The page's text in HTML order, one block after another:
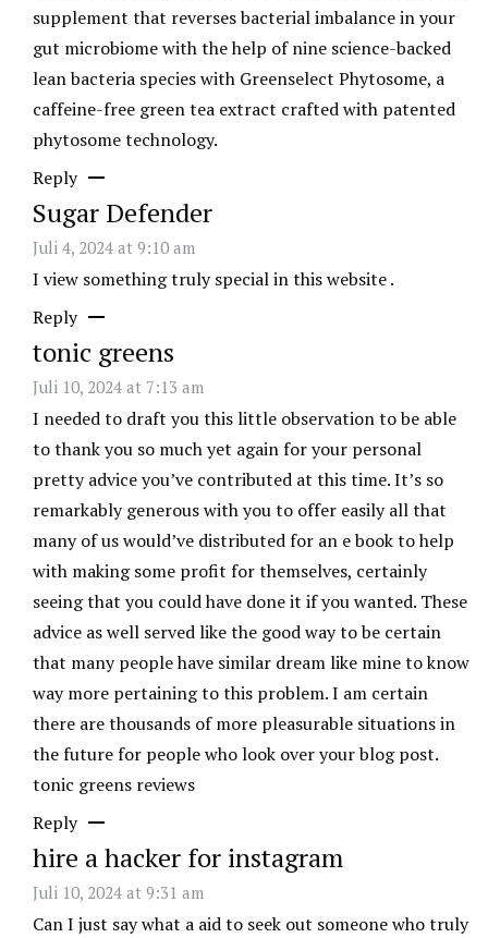
supplement that reverses bacterial imbalance in your
gut microbiome with the help of nine science-backed
lean bacteria species with Greenselect Phytosome, a
caffeine-free green tea extract crafted with patented
phytosome technology.
Reply
Sugar Defender
Juli 4, 2024 at 9:10 am
I view something truly special in this website .
Reply
tonic greens
Juli 10, 2024 at 7:13 am
I needed to draft you this little observation to be able
to thank you so much yet again for your personal
pretty advice you’ve contributed at this time. It’s so
remarkably generous with you to offer easily all that
many of us would’ve distributed for an e book to help
with making some profit for themselves, certainly
seeing that you could have done it if you wanted. These
advice as well served like the good way to be certain
that many people have similar dream like mine to know
way more pertaining to this problem. I am certain
there are thousands of more pleasurable situations in
the future for people who look over your blog post.
tonic greens reviews
Reply
hire a hacker for instagram
Juli 10, 2024 at 9:31 am
Can I just say what a aid to seek out someone who truly